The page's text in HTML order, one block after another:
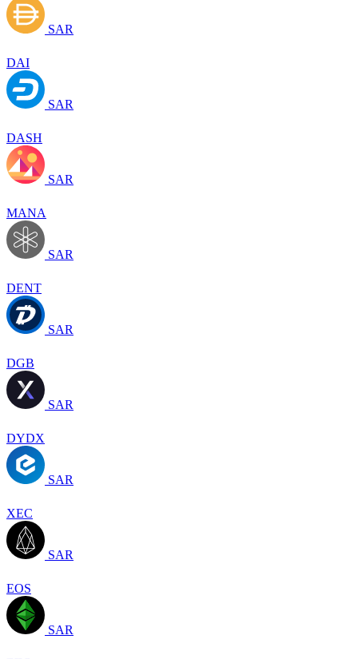
SAR
DAI
SAR
DASH
SAR
MANA
SAR
DENT
SAR
DGB
SAR
DYDX
SAR
XEC
SAR
EOS
SAR